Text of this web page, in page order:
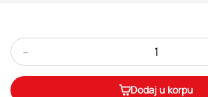
-
Dodaj u korpu